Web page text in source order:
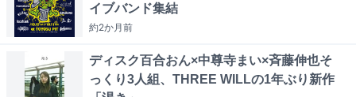
イブバンド集結
約2か月前
ディスク百合おん×中尊寺まい×斉藤伸也そ
っくり3人組、THREE WILLの1年ぶり新作